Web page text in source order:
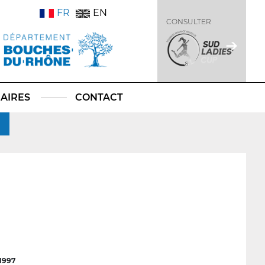
FR EN
CONSULTER
CONTACT